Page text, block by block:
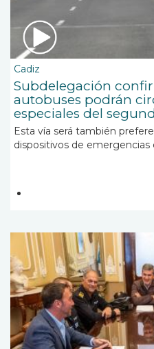
Cadiz
Subdelegación
autobuses podrán
especiales del
Esta vía será también
dispositivos de emergencias